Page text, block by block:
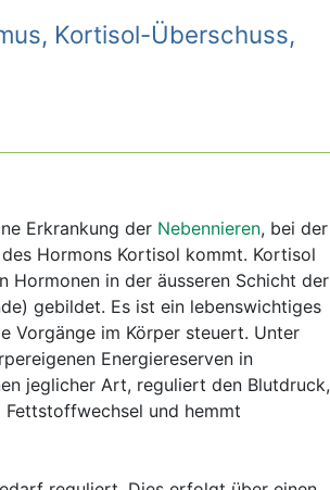
Kortisol-Überschuss,
Erkrankung der Nebennieren, bei der
Hormons Kortisol kommt. Kortisol
Hormonen in der äusseren Schicht der
gebildet. Es ist ein lebenswichtiges
Vorgänge im Körper steuert. Unter
Energiereserven in
jeglicher Art, reguliert den Blutdruck,
und hemmt